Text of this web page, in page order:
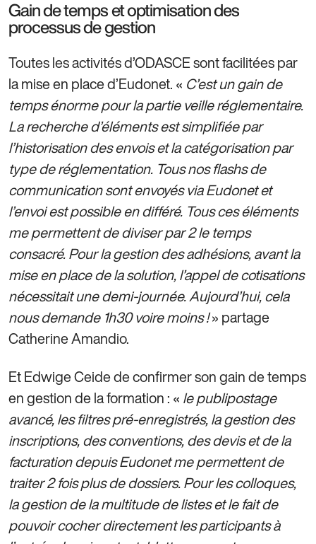
Gain de temps et optimisation des
processus de gestion
Toutes les activités d’ODASCE sont facilitées par
la mise en place d’Eudonet. « C’est un gain de
temps énorme pour la partie veille réglementaire.
La recherche d’éléments est simplifiée par
l’historisation des envois et la catégorisation par
type de réglementation. Tous nos flashs de
communication sont envoyés via Eudonet et
l’envoi est possible en différé. Tous ces éléments
me permettent de diviser par 2 le temps
consacré. Pour la gestion des adhésions, avant la
mise en place de la solution, l’appel de cotisations
nécessitait une demi-journée. Aujourd’hui, cela
nous demande 1h30 voire moins !» partage
Catherine Amandio.
Et Edwige Ceide de confirmer son gain de temps
en gestion de la formation : « le publipostage
avancé, les filtres pré-enregistrés, la gestion des
inscriptions, des conventions, des devis et de la
facturation depuis Eudonet me permettent de
traiter 2 fois plus de dossiers. Pour les colloques,
la gestion de la multitude de listes et le fait de
pouvoir cocher directement les participants à